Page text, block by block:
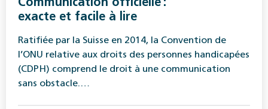
exacte et facile à lire
Ratifiée par la Suisse en 2014, la Convention de
l’ONU relative aux droits des personnes handicapées
(CDPH) comprend le droit à une communication
sans obstacle.…